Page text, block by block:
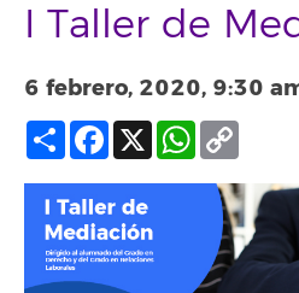
I Taller de
6 febrero, 2020, 9:30
Compartir
Facebook
X WhatsApp